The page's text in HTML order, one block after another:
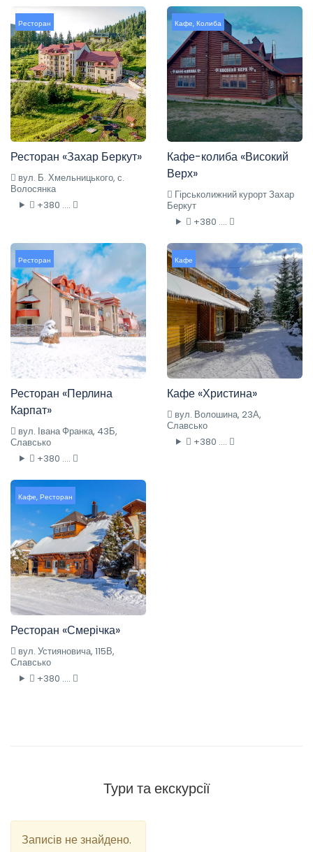
Ресторан
Ресторан «Захар Беркут»
вул. Б. Хмельницького, с.
Волосянка
+380 ....
Кафе, Колиба
Кафе-колиба «Високий
Верх»
Гірськолижний курорт Захар
Беркут
+380 ....
Ресторан
Ресторан «Перлина
Карпат»
вул. Івана Франка, 43Б,
Славсько
+380 ....
Кафе
Кафе «Христина»
вул. Волошина, 23А,
Славсько
+380 ....
Кафе, Ресторан
Ресторан «Смерічка»
вул. Устияновича, 115В,
Славсько
+380 ....
Тури та екскурсії
Записів не знайдено.